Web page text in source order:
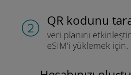
QR kodunu
veri planını
eSIM'i yüklemek için.